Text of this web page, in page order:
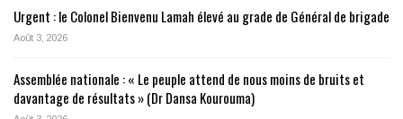
Urgent : le Colonel Bienvenu Lamah élevé au grade de Général de brigade
Août 3, 2026
Assemblée nationale : « Le peuple attend de nous moins de bruits et
davantage de résultats » (Dr Dansa Kourouma)